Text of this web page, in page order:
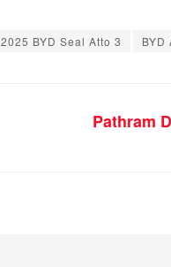
2025 BYD Seal Atto 3 BYD
Pathram